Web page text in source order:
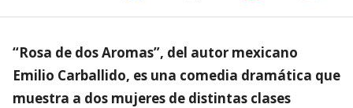
“Rosa de dos Aromas”, del autor mexicano
Emilio Carballido, es una comedia dramática que
muestra a dos mujeres de distintas clases